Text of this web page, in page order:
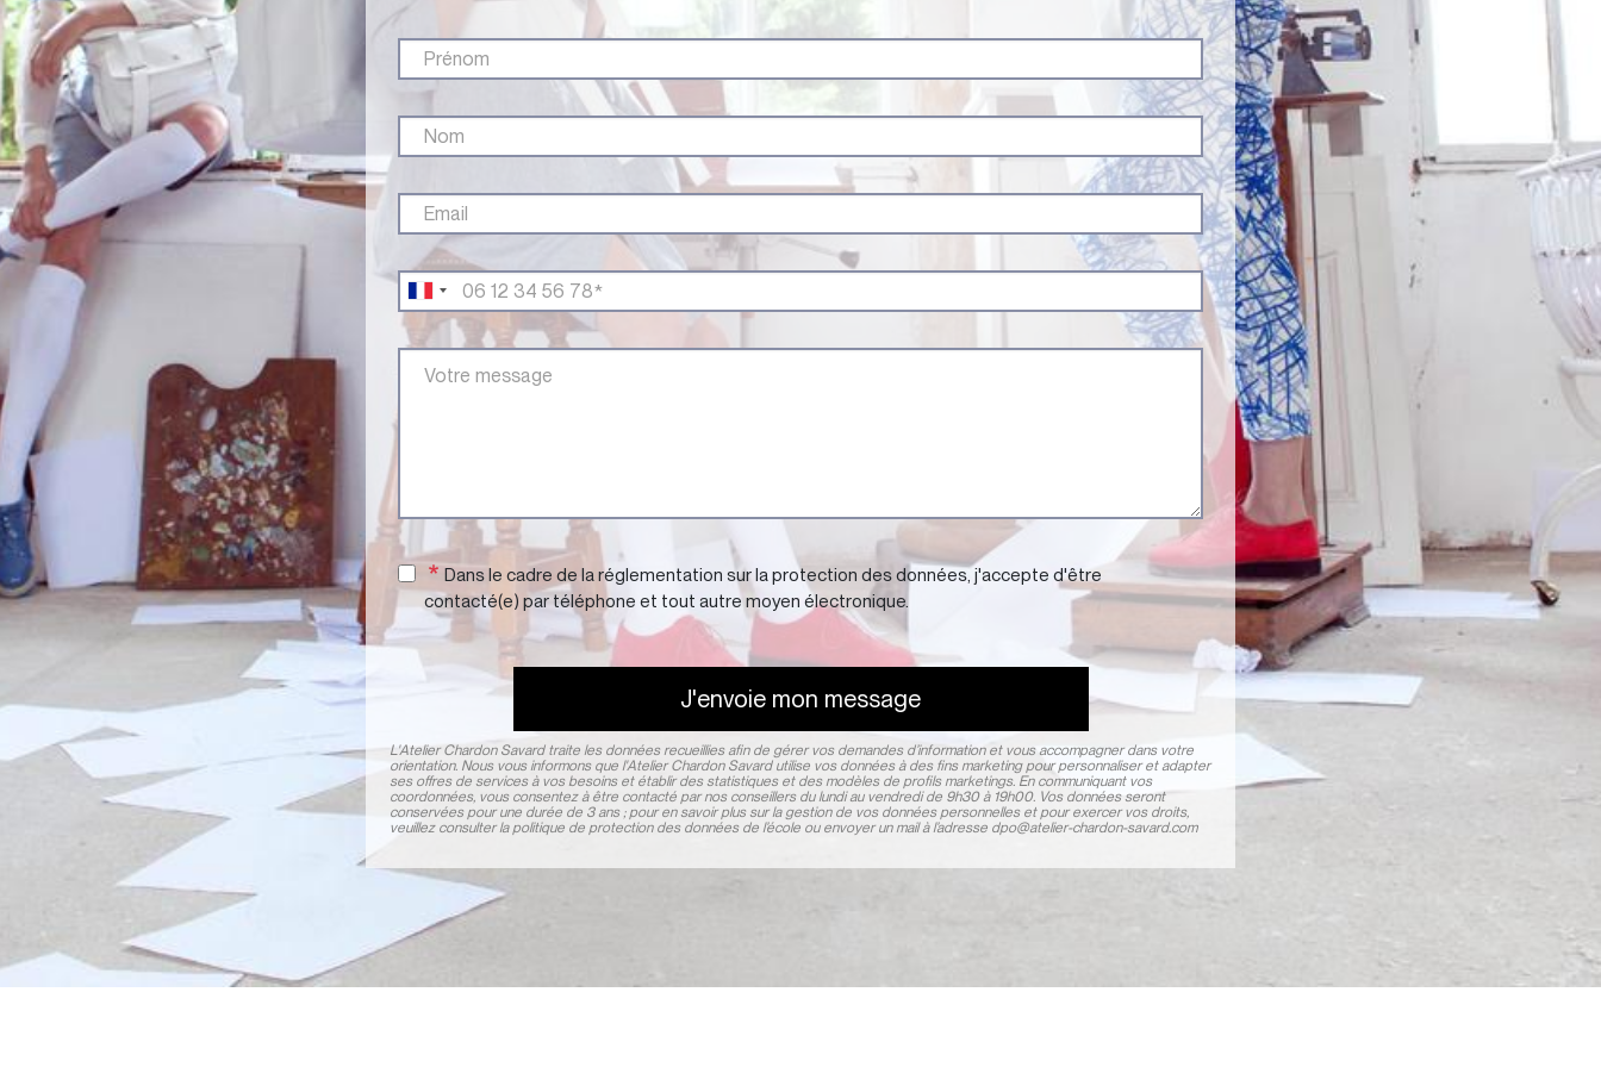
Dans le cadre de la réglementation sur la protection des données, j'accepte d'être
contacté(e) par téléphone et tout autre moyen électronique.
J'envoie mon message
L'Atelier Chardon Savard traite les données recueillies afin de gérer vos demandes d’information et vous accompagner dans votre
orientation. Nous vous informons que l'Atelier Chardon Savard utilise vos données à des fins marketing pour personnaliser et adapter
ses offres de services à vos besoins et établir des statistiques et des modèles de profils marketings. En communiquant vos
coordonnées, vous consentez à être contacté par nos conseillers du lundi au vendredi de 9h30 à 19h00. Vos données seront
conservées pour une durée de 3 ans ; pour en savoir plus sur la gestion de vos données personnelles et pour exercer vos droits,
veuillez consulter la politique de protection des données de l’école ou envoyer un mail à l’adresse dpo@atelier-chardon-savard.com